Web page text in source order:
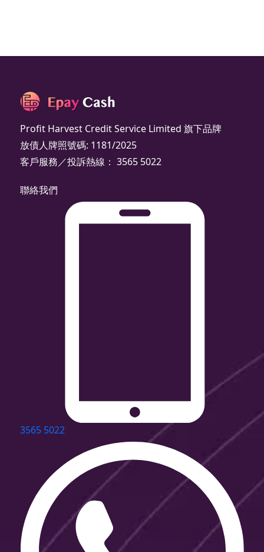
Profit Harvest Credit Service Limited 旗下品牌
放債人牌照號碼: 1181/2025
客戶服務／投訴熱線： 3565 5022
聯絡我們
3565 5022